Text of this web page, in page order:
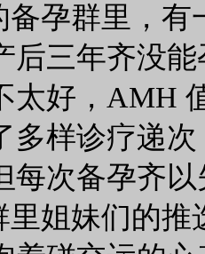
备孕群里，
后三年齐没
太好，AMH
多样诊疗递
每次备孕齐
里姐妹们的